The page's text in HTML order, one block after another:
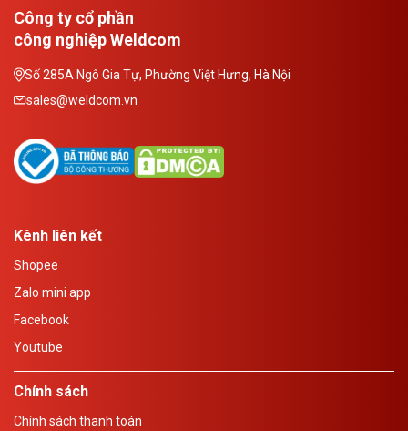
Công ty cổ phần
công nghiệp Weldcom
Số 285A Ngô Gia Tự, Phường Việt Hưng, Hà Nội
sales@weldcom.vn
Kênh liên kết
Shopee
Zalo mini app
Facebook
Youtube
Chính sách
Chính sách thanh toán